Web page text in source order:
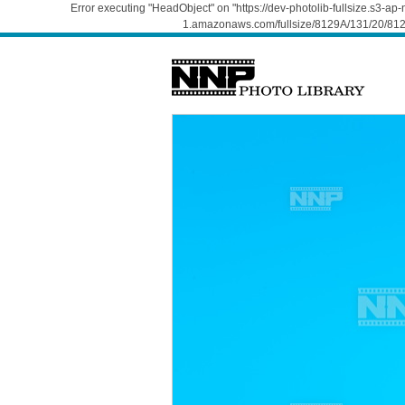
Error executing "HeadObject" on "https://dev-photolib-fullsize.s3-
1.amazonaws.com/fullsize/8129A/131/20/